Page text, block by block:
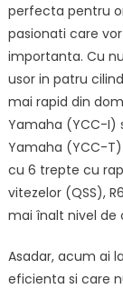
perfecta pentru
pasionati care
importanta. Cu
usor in patru
mai rapid din
Yamaha (YCC-I)
Yamaha (YCC-
cu 6 trepte cu
vitezelor (QSS),
mai înalt nivel de
Asadar, acum ai
eficienta si care